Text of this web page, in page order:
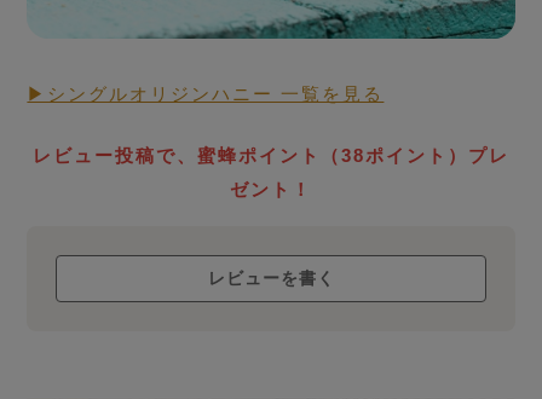
RAW HONEY STORY
生蜂蜜
ローハニー
▶シングルオリジンハニー 一覧を見る
レビュー投稿で、蜜蜂ポイント（38ポイント）プレ
ゼント！
レビューを書く